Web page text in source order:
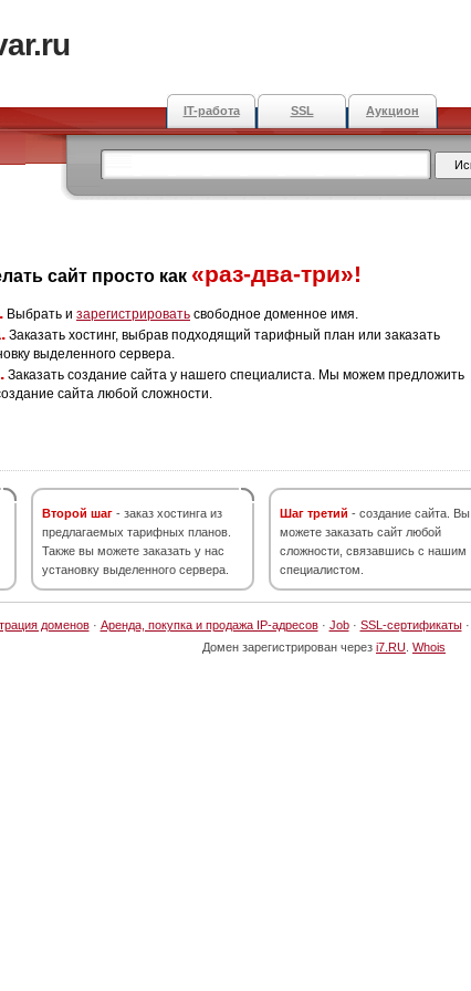
IT-работа SSL Аукцион
сайт просто как «раз-два-три»!
Выбрать и зарегистрировать свободное доменное имя.
Заказать хостинг, выбрав подходящий тарифный план или заказать
выделенного сервера.
Заказать создание сайта у нашего специалиста. Мы можем предложить
сайта любой сложности.
Второй шаг - заказ хостинга из
предлагаемых тарифных планов.
Также вы можете заказать у нас
установку выделенного сервера.
Шаг третий - создание сайта. Вы
можете заказать сайт любой
сложности, связавшись с нашим
специалистом.
доменов· Аренда, покупка и продажа IP-адресов· Job· SSL-сертификаты·
Домен зарегистрирован через i7.RU Whois